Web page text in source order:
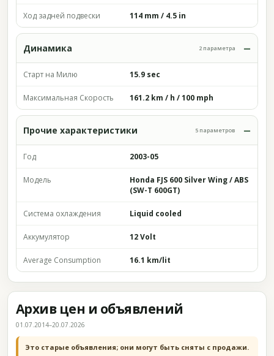
Ход задней подвески 114 mm / 4.5 in
Динамика 2 параметра
Старт на Милю 15.9 sec
Максимальная Скорость 161.2 km / h / 100 mph
Прочие характеристики 5 параметров
Год 2003-05
Модель
Honda FJS 600 Silver Wing / ABS
(SW-T 600GT)
Система охлаждения Liquid cooled
Аккумулятор 12 Volt
Average Consumption 16.1 km/lit
Архив цен и объявлений
01.07.2014–20.07.2026
Это старые объявления; они могут быть сняты с продажи.